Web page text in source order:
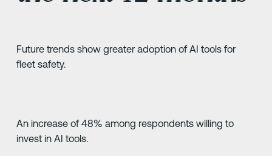
Future trends show greater adoption of AI tools for
fleet safety.
An increase of 48% among respondents willing to
invest in AI tools.